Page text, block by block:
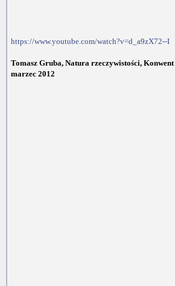
https://www.youtube.com/watch?v=d_a9zX72--I
Tomasz Gruba, Natura rzeczywistości,
marzec 2012